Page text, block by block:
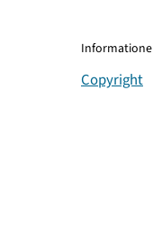
Copyright